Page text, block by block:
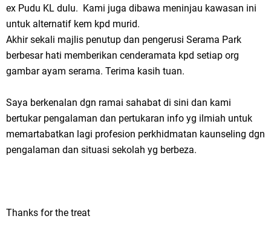
ex Pudu KL dulu. Kami juga dibawa meninjau kawasan ini
untuk alternatif kem kpd murid.
Akhir sekali majlis penutup dan pengerusi Serama Park
berbesar hati memberikan cenderamata kpd setiap org
gambar ayam serama. Terima kasih tuan.
Saya berkenalan dgn ramai sahabat di sini dan kami
bertukar pengalaman dan pertukaran info yg ilmiah untuk
memartabatkan lagi profesion perkhidmatan kaunseling dgn
pengalaman dan situasi sekolah yg berbeza.
Thanks for the treat